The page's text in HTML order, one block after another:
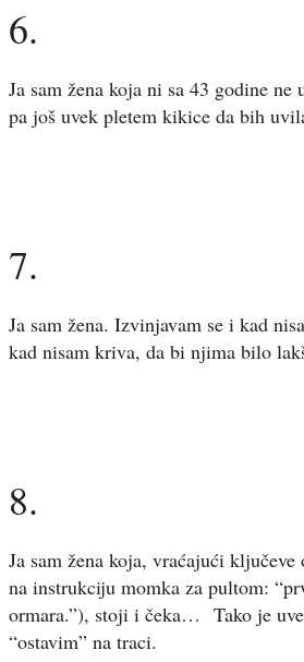
6.
Ja sam žena koja ni sa 43 godine
pa još uvek pletem kikice da bih
7.
Ja sam žena. Izvinjavam se i kad
kad nisam kriva, da bi njima bilo
8.
Ja sam žena koja, vraćajući
na instrukciju momka za pultom:
ormara.”), stoji i čeka… Tako je
“ostavim” na traci.